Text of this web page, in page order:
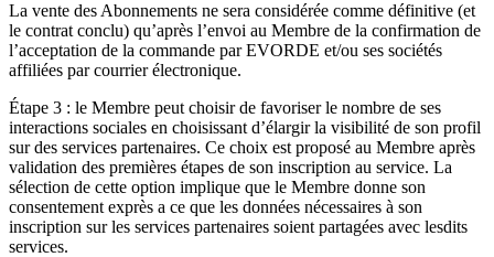
La vente des Abonnements ne sera considérée comme définitive (et
le contrat conclu) qu’après l’envoi au Membre de la confirmation de
l’acceptation de la commande par EVORDE et/ou ses sociétés
affiliées par courrier électronique.
Étape 3 : le Membre peut choisir de favoriser le nombre de ses
interactions sociales en choisissant d’élargir la visibilité de son profil
sur des services partenaires. Ce choix est proposé au Membre après
validation des premières étapes de son inscription au service. La
sélection de cette option implique que le Membre donne son
consentement exprès a ce que les données nécessaires à son
inscription sur les services partenaires soient partagées avec lesdits
services.